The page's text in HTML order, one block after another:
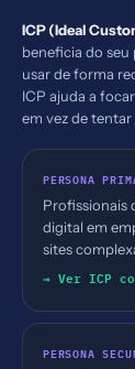
ICP (Ideal
beneficia do
usar de forma
ICP ajuda a
em vez de
PERSONA
Profissionais
digital em
sites
buscando
→ Ver ICP
PERSONA